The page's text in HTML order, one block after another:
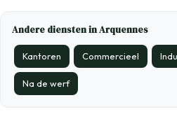
Andere diensten in Arquennes
Kantoren Commercieel
Na de werf